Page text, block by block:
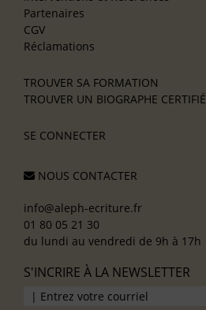
Partenaires
CGV
Réclamations
TROUVER SA FORMATION
TROUVER UN BIOGRAPHE CERTIFIÉ
SE CONNECTER
NOUS CONTACTER
info@aleph-ecriture.fr
01 80 05 21 30
du lundi au vendredi de 9h à 17h
S'INCRIRE À LA NEWSLETTER